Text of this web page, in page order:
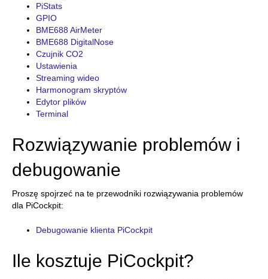
PiStats
GPIO
BME688 AirMeter
BME688 DigitalNose
Czujnik CO2
Ustawienia
Streaming wideo
Harmonogram skryptów
Edytor plików
Terminal
Rozwiązywanie problemów i
debugowanie
Proszę spojrzeć na te przewodniki rozwiązywania problemów
dla PiCockpit:
Debugowanie klienta PiCockpit
Ile kosztuje PiCockpit?